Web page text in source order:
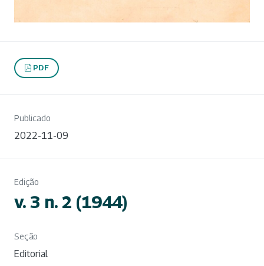
PDF
Publicado
2022-11-09
Edição
v. 3 n. 2 (1944)
Seção
Editorial